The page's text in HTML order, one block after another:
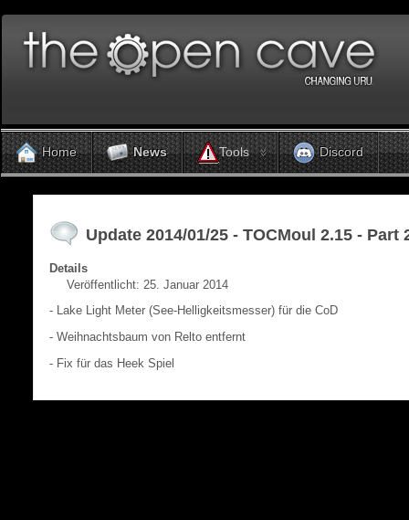
Home News Tools Discord
Update 2014/01/25 - TOCMoul 2.15 - Part
Details
Veröffentlicht: 25. Januar 2014
- Lake Light Meter (See-Helligkeitsmesser) für die CoD
- Weihnachtsbaum von Relto entfernt
- Fix für das Heek Spiel